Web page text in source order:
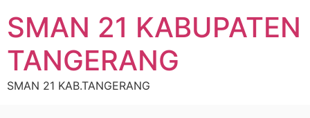
SMAN 21 KABUPATEN
TANGERANG
SMAN 21 KAB.TANGERANG